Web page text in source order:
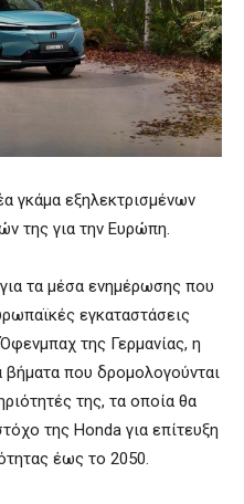
γκάμα εξηλεκτρισμένων
της για την Ευρώπη.
τα μέσα ενημέρωσης που
εγκαταστάσεις
της Γερμανίας, η
που δρομολογούνται
της, τα οποία θα
της Honda για επίτευξη
έως το 2050.